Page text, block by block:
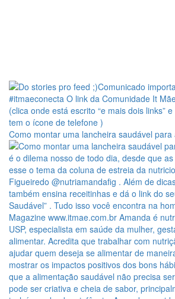
Como montar uma lancheira saudável para